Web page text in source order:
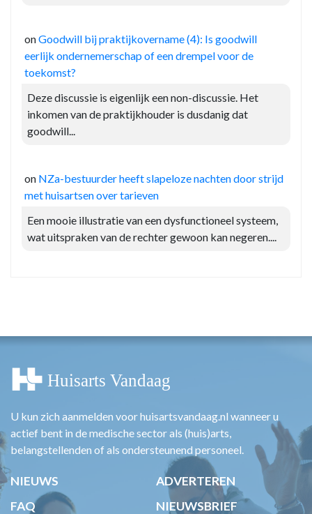
onGoodwill bij praktijkovername (4): Is goodwill
eerlijk ondernemerschap of een drempel voor de
toekomst?
Deze discussie is eigenlijk een non-discussie. Het
inkomen van de praktijkhouder is dusdanig dat
goodwill...
on NZa-bestuurder heeft slapeloze nachten door strijd
met huisartsen over tarieven
Een mooie illustratie van een dysfunctioneel systeem,
wat uitspraken van de rechter gewoon kan negeren....
U kun zich aanmelden voor huisartsvandaag.nl wanneer u
actief bent in de medische sector als (huis)arts,
belangstellenden of als ondersteunend personeel.
NIEUWS
ADVERTEREN
FAQ
NIEUWSBRIEF